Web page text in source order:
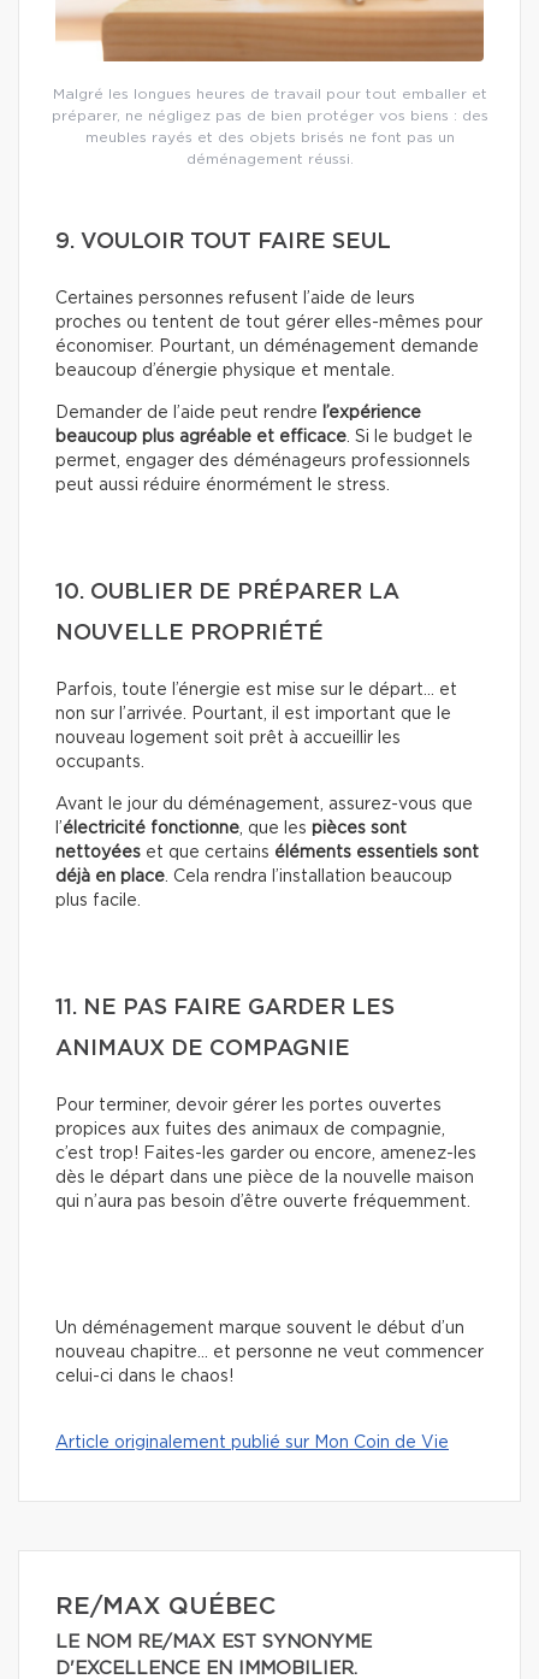
Malgré les longues heures de travail pour tout emballer et
préparer, ne négligez pas de bien protéger vos biens : des
meubles rayés et des objets brisés ne font pas un
déménagement réussi.
9. VOULOIR TOUT FAIRE SEUL
Certaines personnes refusent l’aide de leurs
proches ou tentent de tout gérer elles-mêmes pour
économiser. Pourtant, un déménagement demande
beaucoup d’énergie physique et mentale.
Demander de l’aide peut rendre l’expérience
beaucoup plus agréable et efficace. Si le budget le
permet, engager des déménageurs professionnels
peut aussi réduire énormément le stress.
10. OUBLIER DE PRÉPARER LA
NOUVELLE PROPRIÉTÉ
Parfois, toute l’énergie est mise sur le départ… et
non sur l’arrivée. Pourtant, il est important que le
nouveau logement soit prêt à accueillir les
occupants.
Avant le jour du déménagement, assurez-vous que
l’électricité fonctionne, que les pièces sont
nettoyées et que certains éléments essentiels sont
déjà en place. Cela rendra l’installation beaucoup
plus facile.
11. NE PAS FAIRE GARDER LES
ANIMAUX DE COMPAGNIE
Pour terminer, devoir gérer les portes ouvertes
propices aux fuites des animaux de compagnie,
c’est trop! Faites-les garder ou encore, amenez-les
dès le départ dans une pièce de la nouvelle maison
qui n’aura pas besoin d’être ouverte fréquemment.
Un déménagement marque souvent le début d’un
nouveau chapitre… et personne ne veut commencer
celui-ci dans le chaos!
Article originalement publié sur Mon Coin de Vie
RE/MAX QUÉBEC
LE NOM RE/MAX EST SYNONYME
D'EXCELLENCE EN IMMOBILIER.